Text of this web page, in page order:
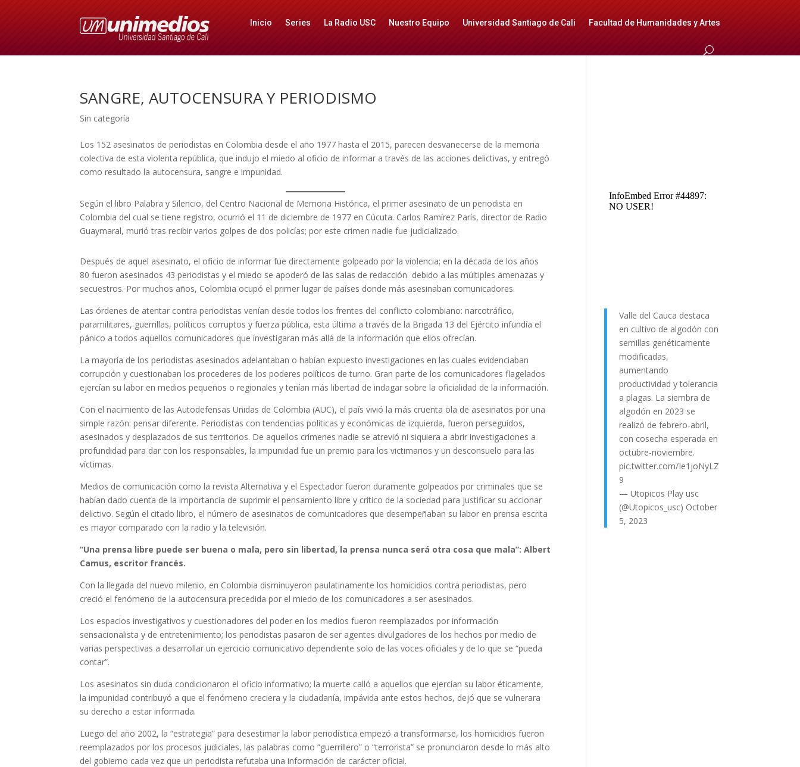
Inicio Series La Radio USC Nuestro Equipo Universidad Santiago de Cali Facultad de Humanidades y Artes
SANGRE, AUTOCENSURA Y PERIODISMO
Sin categoría
Los 152 asesinatos de periodistas en Colombia desde el año 1977 hasta el 2015, parecen desvanecerse de la memoria
colectiva de esta violenta república, que indujo el miedo al oficio de informar a través de las acciones delictivas, y entregó
como resultado la autocensura, sangre e impunidad.
Según el libro Palabra y Silencio, del Centro Nacional de Memoria Histórica, el primer asesinato de un periodista en
Colombia del cual se tiene registro, ocurrió el 11 de diciembre de 1977 en Cúcuta. Carlos Ramírez París, director de Radio
Guaymaral, murió tras recibir varios golpes de dos policías; por este crimen nadie fue judicializado.
Después de aquel asesinato, el oficio de informar fue directamente golpeado por la violencia; en la década de los años
80 fueron asesinados 43 periodistas y el miedo se apoderó de las salas de redacción debido a las múltiples amenazas y
secuestros. Por muchos años, Colombia ocupó el primer lugar de países donde más asesinaban comunicadores.
Las órdenes de atentar contra periodistas venían desde todos los frentes del conflicto colombiano: narcotráfico,
paramilitares, guerrillas, políticos corruptos y fuerza pública, esta última a través de la Brigada 13 del Ejército infundía el
pánico a todos aquellos comunicadores que investigaran más allá de la información que ellos ofrecían.
La mayoría de los periodistas asesinados adelantaban o habían expuesto investigaciones en las cuales evidenciaban
corrupción y cuestionaban los procederes de los poderes políticos de turno. Gran parte de los comunicadores flagelados
ejercían su labor en medios pequeños o regionales y tenían más libertad de indagar sobre la oficialidad de la información.
Con el nacimiento de las Autodefensas Unidas de Colombia (AUC), el país vivió la más cruenta ola de asesinatos por una
simple razón: pensar diferente. Periodistas con tendencias políticas y económicas de izquierda, fueron perseguidos,
asesinados y desplazados de sus territorios. De aquellos crímenes nadie se atrevió ni siquiera a abrir investigaciones a
profundidad para dar con los responsables, la impunidad fue un premio para los victimarios y un desconsuelo para las
víctimas.
Medios de comunicación como la revista Alternativa y el Espectador fueron duramente golpeados por criminales que se
habían dado cuenta de la importancia de suprimir el pensamiento libre y crítico de la sociedad para justificar su accionar
delictivo. Según el citado libro, el número de asesinatos de comunicadores que desempeñaban su labor en prensa escrita
es mayor comparado con la radio y la televisión.
“Una prensa libre puede ser buena o mala, pero sin libertad, la prensa nunca será otra cosa que mala”: Albert
Camus, escritor francés.
Con la llegada del nuevo milenio, en Colombia disminuyeron paulatinamente los homicidios contra periodistas, pero
creció el fenómeno de la autocensura precedida por el miedo de los comunicadores a ser asesinados.
Los espacios investigativos y cuestionadores del poder en los medios fueron reemplazados por información
sensacionalista y de entretenimiento; los periodistas pasaron de ser agentes divulgadores de los hechos por medio de
varias perspectivas a desarrollar un ejercicio comunicativo dependiente solo de las voces oficiales y de lo que se “pueda
contar”.
Los asesinatos sin duda condicionaron el oficio informativo; la muerte calló a aquellos que ejercían su labor éticamente,
la impunidad contribuyó a que el fenómeno creciera y la ciudadanía, impávida ante estos hechos, dejó que se vulnerara
su derecho a estar informada.
Luego del año 2002, la “estrategia” para desestimar la labor periodística empezó a transformarse, los homicidios fueron
reemplazados por los procesos judiciales, las palabras como “guerrillero” o “terrorista” se pronunciaron desde lo más alto
del gobierno cada vez que un periodista refutaba una información de carácter oficial.
Valle del Cauca destaca
en cultivo de algodón con
semillas genéticamente
modificadas,
aumentando
productividad y tolerancia
a plagas. La siembra de
algodón en 2023 se
realizó de febrero-abril,
con cosecha esperada en
octubre-noviembre.
pic.twitter.com/Ie1joNyLZ
9
— Utopicos Play usc
(@Utopicos_usc) October
5, 2023